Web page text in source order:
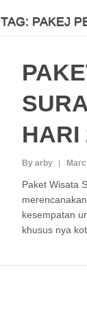
TAG: PAKEJ
HARI
By arby
Paket Wisata
kesempatan
khusus nya